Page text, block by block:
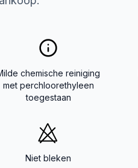
chemische reiniging
met perchloorethyleen
toegestaan
Niet bleken